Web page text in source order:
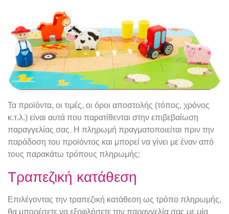
Τα προϊόντα, οι τιμές, οι όροι αποστολής (τόπος, χρόνος
κ.τ.λ.) είναι αυτά που παρατίθενται στην επιβεβαίωση
παραγγελίας σας. Η πληρωμή πραγματοποιείται πριν την
παράδοση του προϊόντος και μπορεί να γίνει με έναν από
τους παρακάτω τρόπους πληρωμής:
Τραπεζική κατάθεση
Επιλέγοντας την τραπεζική κατάθεση ως τρόπο πληρωμής,
θα μπορέσετε να εξοφλήσετε την παραγγελία σας με μία